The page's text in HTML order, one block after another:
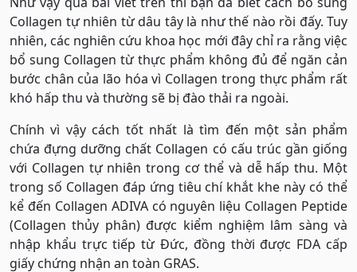
Collagen tự nhiên từ dâu tây là như thế nào rồi đấy. Tuy
nhiên, các nghiên cứu khoa học mới đây chỉ ra rằng việc
bổ sung Collagen từ thực phẩm không đủ để ngăn cản
bước chân của lão hóa vì Collagen trong thực phẩm rất
khó hấp thu và thường sẽ bị đào thải ra ngoài.
Chính vì vậy cách tốt nhất là tìm đến một sản phẩm
chứa đựng dưỡng chất Collagen có cấu trúc gần giống
với Collagen tự nhiên trong cơ thể và dễ hấp thu. Một
trong số Collagen đáp ứng tiêu chí khắt khe này có thể
kể đến Collagen ADIVA có nguyên liệu Collagen Peptide
(Collagen thủy phân) được kiểm nghiệm lâm sàng và
nhập khẩu trực tiếp từ Đức, đồng thời được FDA cấp
giấy chứng nhận an toàn GRAS.